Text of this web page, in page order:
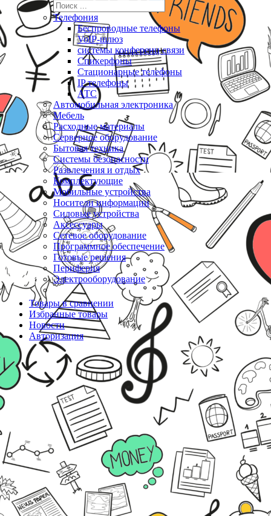
Телефония
Беспроводные телефоны
VoIP-шлюз
системы конференц связи
Спикерфоны
Стационарные телефоны
IP телефоны
АТС
Автомобильная электроника
Мебель
Расходные материалы
Серверное оборудование
Бытовая техника
Системы безопасности
Развлечения и отдых
Комплектующие
Мобильные устройства
Носители информации
Силовые устройства
Аксессуары
Сетевое оборудование
Программное обеспечение
Готовые решения
Периферия
Электрооборудование
Товары в сравнении
Избранные товары
Новости
Авторизация